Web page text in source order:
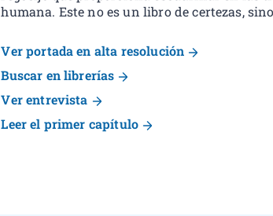
humana. Este no es un libro de certezas,
Ver portada en alta resolución
Buscar en librerías
Ver entrevista
Leer el primer capítulo